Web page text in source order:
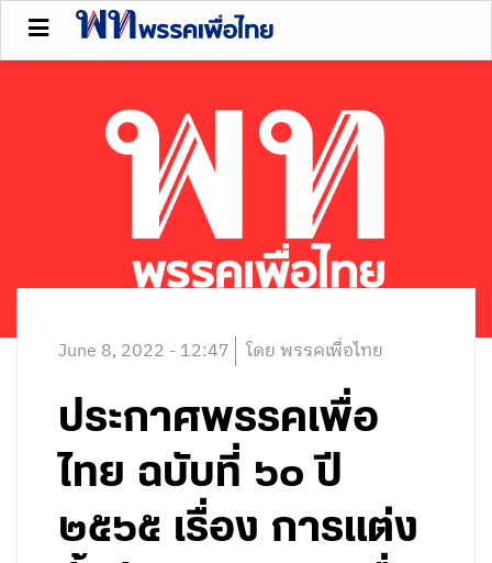
June 8, 2022 - 12:47 โดย พรรคเพื่อไทย
ประกาศพรรคเพื่อ
ไทย ฉบับที่ ๖๐ ปี
๒๕๖๕ เรื่อง การแต่ง